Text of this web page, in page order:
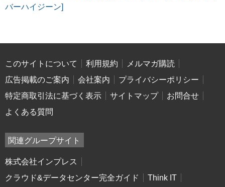
バーハイジーン]
このサイトについて 利用規約
メルマガ購読
広告掲載のご案内
会社案内
プライバシーポリシー
特定商取引法に基づく表示
サイトマップ
お問合せ
よくある質問
関連グループサイト
株式会社インプレス
クラウド&データセンター完全ガイド
Think IT